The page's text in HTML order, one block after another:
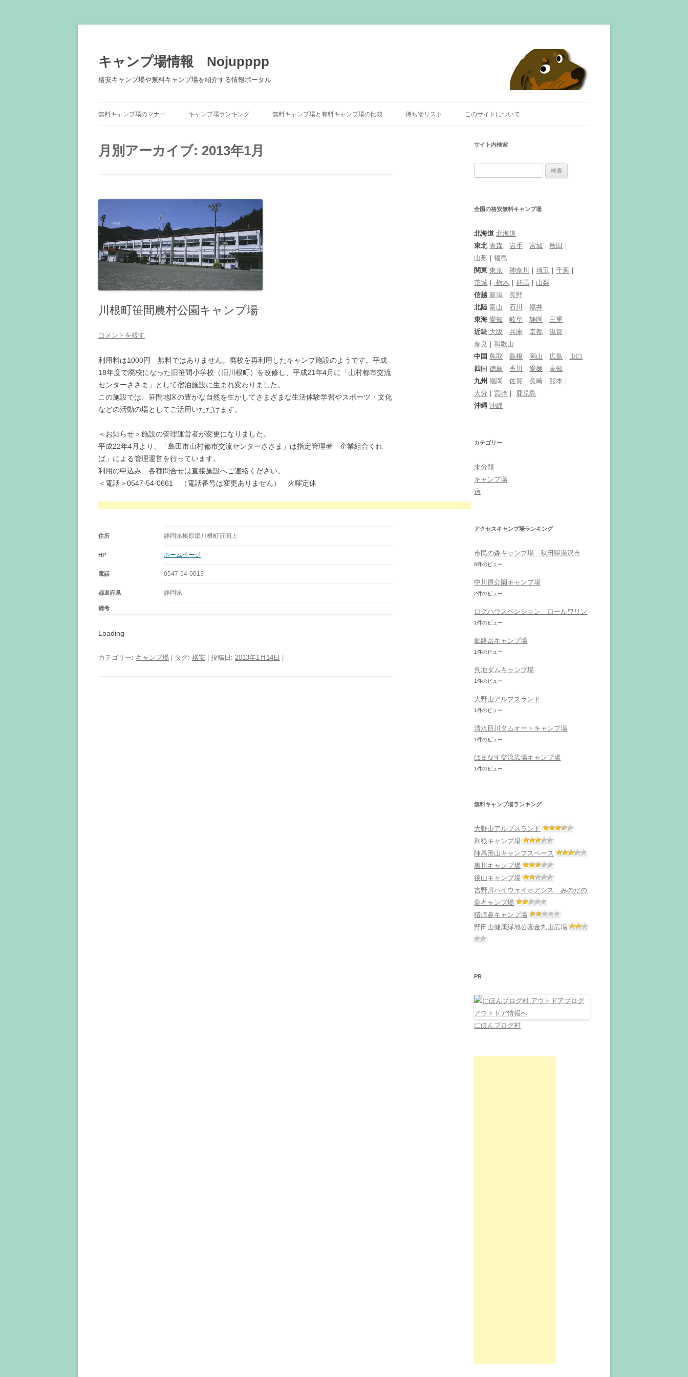
キャンプ場情報 Nojupppp
格安キャンプ場や無料キャンプ場を紹介する情報ポータル
ン
無料キャンプ場のマナー キャンプ場ランキング 無料キャンプ場と有料キャンプ場の比較 持ち物リスト このサイトについて
月別アーカイブ: 2013年1月
川根町笹間農村公園キャンプ場
コメントを残す
利用料は1000円 無料ではありません。廃校を再利用したキャンプ施設のようです。平成
18年度で廃校になった旧笹間小学校（旧川根町）を改修し、平成21年4月に「山村都市交流
センターささま」として宿泊施設に生まれ変わりました。
この施設では、笹間地区の豊かな自然を生かしてさまざまな生活体験学習やスポーツ・文化
などの活動の場としてご活用いただけます。
＜お知らせ＞施設の管理運営者が変更になりました。
平成22年4月より、「島田市山村都市交流センターささま」は指定管理者「企業組合くれ
ば」による管理運営を行っています。
利用の申込み、各種問合せは直接施設へご連絡ください。
＜電話＞0547-54-0661 （電話番号は変更ありません） 火曜定休
住所 静岡県榛原郡川根町笹間上
HP ホームページ
電話 0547-54-0013
都道府県 静岡県
備考
Loading
カテゴリー: キャンプ場 | タグ: 格安 | 投稿日: 2013年1月14日
サイト内検索
全国の格安無料キャンプ場
北海道 北海道
東北 青森 ｜岩手 ｜宮城 ｜秋田 ｜
山形 ｜福島
関東 東京 ｜神奈川 ｜埼玉 ｜千葉 ｜
茨城 ｜ 栃木 ｜群馬 ｜ 山梨
信越 新潟 ｜長野
北陸 富山 ｜石川 ｜福井
東海 愛知 ｜岐阜 ｜静岡 ｜ 三重
近畿 大阪 ｜兵庫 ｜京都 ｜滋賀 ｜
奈良 ｜和歌山
中国 鳥取 ｜島根 ｜ 岡山 ｜ 広島 ｜ 山口
四 国徳島 ｜香川 ｜愛媛 ｜高知
九州 福岡 ｜佐賀 ｜長崎 ｜ 熊本 ｜
大分 ｜宮崎 ｜ 鹿児島
沖縄 沖縄
カテゴリー
未分類
キャンプ場
宿
アクセスキャンプ場ランキング
市民の森キャンプ場 秋田県湯沢市
6件のビュー
中川原公園キャンプ場
2件のビュー
ログハウスペンション ロールワリン
1件のビュー
郷路岳キャンプ場
1件のビュー
呉地ダムキャンプ場
1件のビュー
大野山アルプスランド
1件のビュー
清水目川ダムオートキャンプ場
1件のビュー
はまなす交流広場キャンプ場
1件のビュー
無料キャンプ場ランキング
大野山アルプスランド
利根キャンプ場
陣馬形山キャンプスペース
黒川キャンプ場
後山キャンプ場
吉野川ハイウェイオアシス みのだの
淵キャンプ場
猪崎鼻キャンプ場
野田山健康緑地公園金丸山広場
PR
にほんブログ村